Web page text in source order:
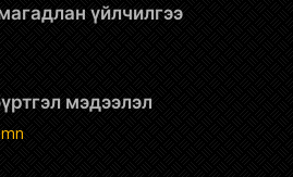
үйлчилгээ
мэдээлэл